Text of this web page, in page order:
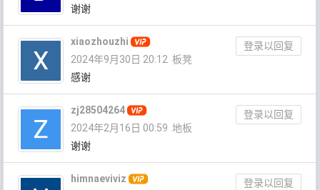
谢谢
xiaozhouzhi
登录以回复
2024年9月30日 20:12 板凳
感谢
zj28504264
登录以回复
2024年2月16日 00:59 地板
谢谢
himnaeviviz
登录以回复